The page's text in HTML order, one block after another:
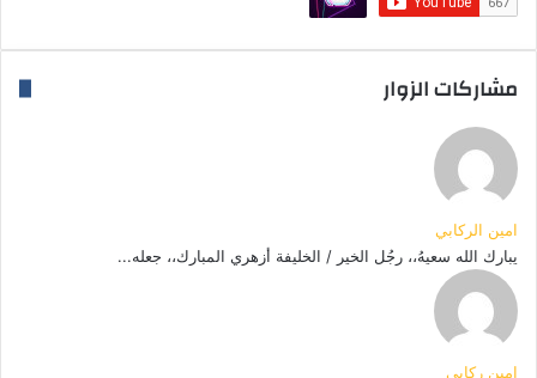
مشاركات الزوار
امين الركابي
يبارك الله سعيهُ،، رجُل الخير / الخليفة أزهري المبارك،، جعله...
امين ركابي